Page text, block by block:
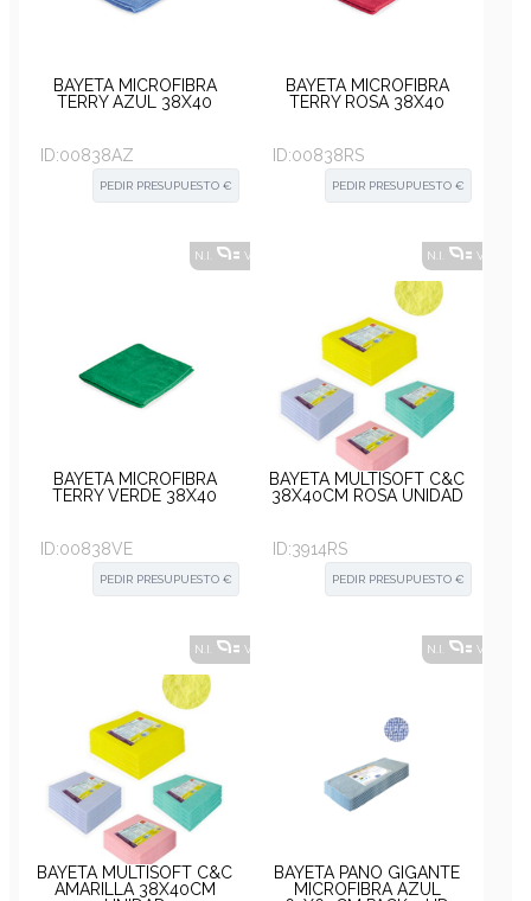
BAYETA MICROFIBRA
TERRY AZUL 38X40
ID:00838AZ
PEDIR PRESUPUESTO €
BAYETA MICROFIBRA
TERRY ROSA 38X40
ID:00838RS
PEDIR PRESUPUESTO €
N.I. VER ALTERNATIVAS
BAYETA MICROFIBRA
TERRY VERDE 38X40
ID:00838VE
PEDIR PRESUPUESTO €
N.I. VER
BAYETA MULTISOFT C&C
38X40CM ROSA UNIDAD
ID:3914RS
PEDIR PRESUPUESTO €
N.I. VER ALTERNATIVAS
BAYETA MULTISOFT C&C
AMARILLA 38X40CM
N.I. VER
BAYETA PAÑO GIGANTE
MICROFIBRA AZUL